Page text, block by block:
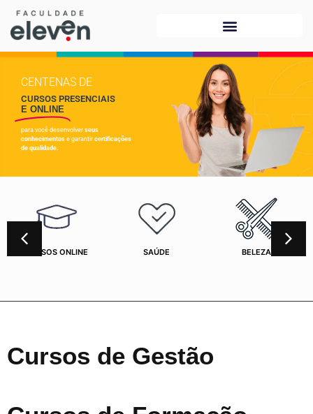
CENTENAS DE
CURSOS PRESENCIAIS
E ONLINE
para você desenvolver seus
conhecimentos e garantir certificações
de qualidade.
CURSOS ONLINE SAÚDE BELEZA
Cursos de Gestão